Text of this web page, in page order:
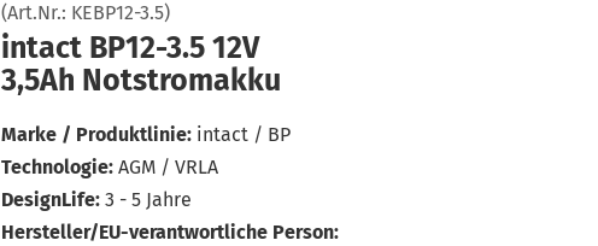
Konto erstellen
Passwort vergessen?
(Art.Nr.: KEBP12-3.5)
in­tact BP12-​3.5 12V
3,5Ah Not­strom­ak­ku
Marke / Produktlinie: intact / BP
Technologie: AGM / VRLA
DesignLife: 3 - 5 Jahre
Hersteller/EU-verantwortliche Person: